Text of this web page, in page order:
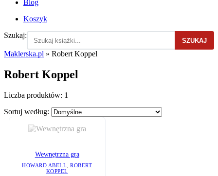
Blog
Koszyk
Szukaj:
SZUKAJ
Maklerska.pl » Robert Koppel
Robert Koppel
Liczba produktów: 1
Sortuj według:
Wewnętrzna gra
HOWARD ABELL ,ROBERT
KOPPEL